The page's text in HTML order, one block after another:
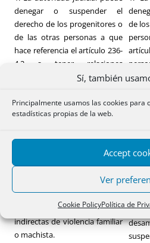
Sí, también
Principalmente usamos las cookies para
estadísticas propias de la web.
Accept
Ver
Cookie PolicyPolítica de
denegar o suspender el
derecho de los progenitores o
de las otras personas a que
hace referencia el artículo 236-
4.2 a tener relaciones
personales con los hijos o
las modalidades de ejercicio
del mismo, si incumplen sus
perjudicar el interés de los
hijos o hay otra causa justa.
Hay ha causa justa si los hijos
sufren abusos sexuales o
maltrato físico o psíquico, o
son víctimas directas o
indirectas de violencia familiar
o machista.
de
2. La